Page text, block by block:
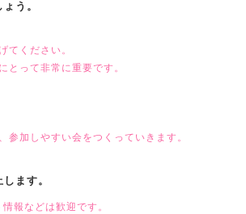
う。
てください。
とって非常に重要です。
加しやすい会をつくっていきます。
ます。
報などは歓迎です。